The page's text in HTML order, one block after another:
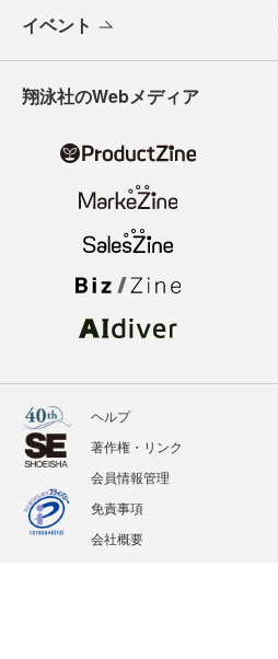
イベント
翔泳社のWebメディア
ヘルプ
著作権・リンク
会員情報管理
免責事項
会社概要